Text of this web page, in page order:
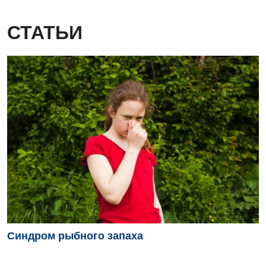
Детская эндокринология
Педиатрия
СТАТЬИ
Синдром рыбного запаха